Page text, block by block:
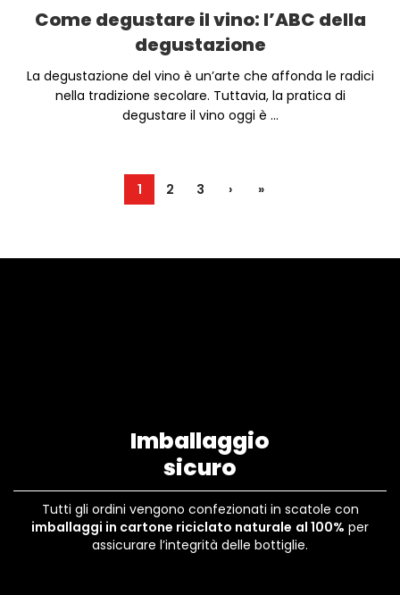
Come degustare il vino: l’ABC della
degustazione
La degustazione del vino è un’arte che affonda le radici
nella tradizione secolare. Tuttavia, la pratica di
degustare il vino oggi è ...
1 2 3 › »
Imballaggio
sicuro
Tutti gli ordini vengono confezionati in scatole con
imballaggi in cartone riciclato naturale al 100% per
assicurare l’integrità delle bottiglie.